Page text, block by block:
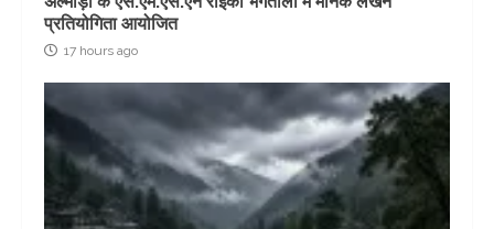
प्रतियोगिता आयोजित
17 hours ago